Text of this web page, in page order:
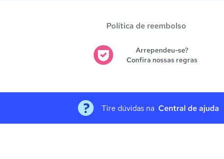
Política de reembolso
Arrependeu-se?
Confira nossas regras
Tire dúvidas na Central de ajuda